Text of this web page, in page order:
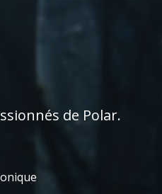
de Polar.